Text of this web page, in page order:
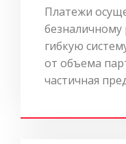
Платежи
безналичному
гибкую
от объема
частичная